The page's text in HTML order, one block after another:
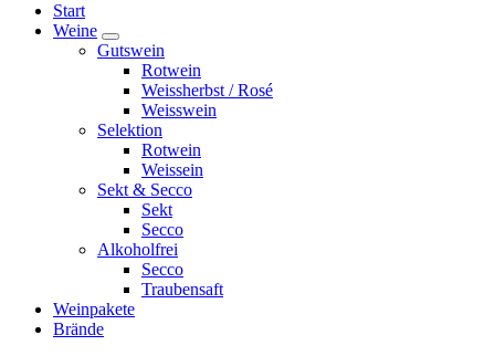
Start
Weine
Gutswein
Rotwein
Weissherbst / Rosé
Weisswein
Selektion
Rotwein
Weissein
Sekt & Secco
Sekt
Secco
Alkoholfrei
Secco
Traubensaft
Weinpakete
Brände